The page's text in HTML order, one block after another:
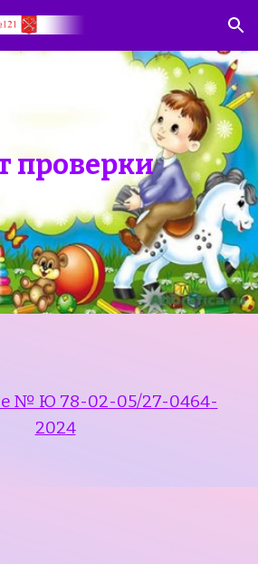
Skip to navigation
проверки
№ Ю 78-02-05/27-0464-
2024